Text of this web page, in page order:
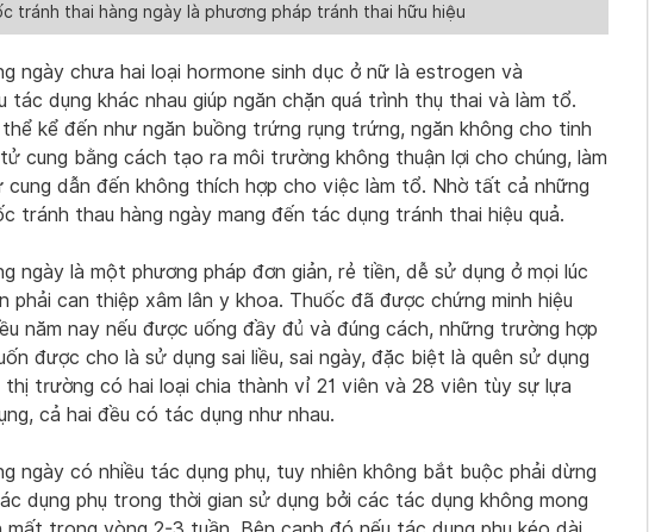
tránh thai hàng ngày là phương pháp tránh thai hữu hiệu
ngày chưa hai loại hormone sinh dục ở nữ là estrogen và
tác dụng khác nhau giúp ngăn chặn quá trình thụ thai và làm tổ.
kể đến như ngăn buồng trứng rụng trứng, ngăn không cho tinh
cung bằng cách tạo ra môi trường không thuận lợi cho chúng, làm
cung dẫn đến không thích hợp cho việc làm tổ. Nhờ tất cả những
tránh thau hàng ngày mang đến tác dụng tránh thai hiệu quả.
ngày là một phương pháp đơn giản, rẻ tiền, dễ sử dụng ở mọi lúc
phải can thiệp xâm lân y khoa. Thuốc đã được chứng minh hiệu
năm nay nếu được uống đầy đủ và đúng cách, những trường hợp
được cho là sử dụng sai liều, sai ngày, đặc biệt là quên sử dụng
trường có hai loại chia thành vỉ 21 viên và 28 viên tùy sự lựa
cả hai đều có tác dụng như nhau.
ngày có nhiều tác dụng phụ, tuy nhiên không bắt buộc phải dừng
dụng phụ trong thời gian sử dụng bởi các tác dụng không mong